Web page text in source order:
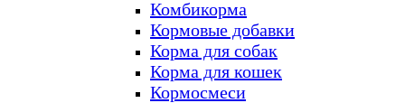
Комбикорма
Кормовые добавки
Корма для собак
Корма для кошек
Кормосмеси